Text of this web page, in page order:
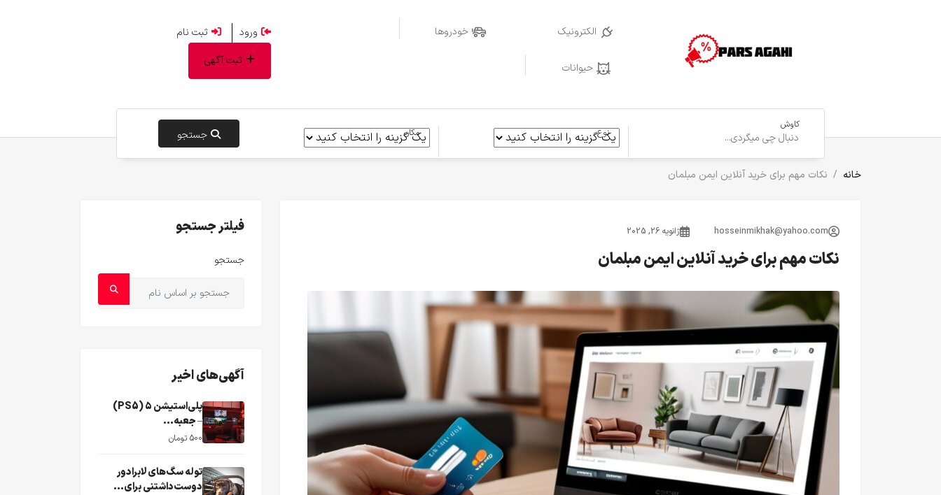
الکترونیک خودروها
حیوانات
کاوش
نوع مکان جستجو
ورود
ثبت نام
ثبت آگهی
خانه نکات مهم برای خرید آنلاین ایمن مبلمان
hosseinmikhak@yahoo.com ژانویه 26, 2025
نکات مهم برای خرید آنلاین ایمن مبلمان
فیلتر جستجو
جستجو
آگهی‌های اخیر
پلی‌استیشن ۵ (PS5)
– جعبه...
500 تومان
توله سگ‌های لابرادور
دوست‌داشتنی برای...